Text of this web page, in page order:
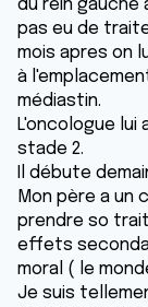
du rein gauche
pas eu de
mois apres on
à
médiastin.
L'oncologue lui
stade 2.
Il débute
Mon père a
prendre so
effets
moral ( le
Je suis